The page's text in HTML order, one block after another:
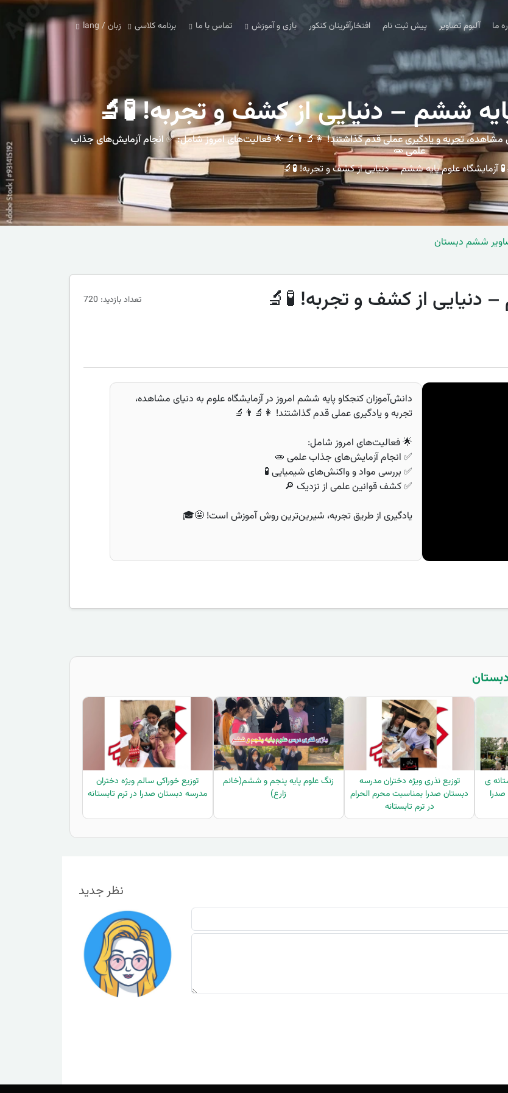
ما آلبوم تصاویر پیش ثبت نام افتخارآفرینان کنکور بازی و آموزش تماس با ما برنامه کلاسی زبان / lang
ششم – دنیایی از کشف و تجربه! 🧪🔬
مشاهده، تجربه و یادگیری عملی قدم گذاشتند! 👩‍🔬👨‍🔬 🌟 فعالیت‌های امروز شامل: ✅ انجام آزمایش‌های جذاب
علمی 🧫
آزمایشگاه علوم پایه ششم – دنیایی از کشف و تجربه! 🧪🔬
ششم دبستان
– دنیایی از کشف و تجربه! 🧪🔬
تعداد بازدید: 720
دانش‌آموزان کنجکاو پایه ششم امروز در آزمایشگاه علوم به دنیای مشاهده،
تجربه و یادگیری عملی قدم گذاشتند! 👩‍🔬👨‍🔬
🌟 فعالیت‌های امروز شامل:
✅ انجام آزمایش‌های جذاب علمی 🧫
✅ بررسی مواد و واکنش‌های شیمیایی 🧪
✅ کشف قوانین علمی از نزدیک 🔎
یادگیری از طریق تجربه، شیرین‌ترین روش آموزش است! 🤩🎓
ی
توزیع نذری ویژه دختران مدرسه
دبستان صدرا بمناسبت محرم الحرام
در ترم تابستانه
زنگ علوم پایه پنجم و ششم(خانم
زارع)
توزیع خوراکی سالم ویژه دختران
مدرسه دبستان صدرا در ترم تابستانه
نظر جدید